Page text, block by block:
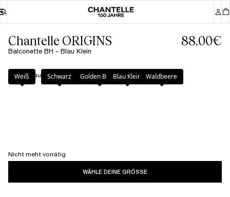
Chantelle ORIGINS
Balconette BH - Blau Klein
88.00€
Farbe:Blau Klein
Weiß Schwarz Golden BeigeBlau Klein Waldbeere
Nicht meht vorrätig
WÄHLE DEINE GRÖSSE